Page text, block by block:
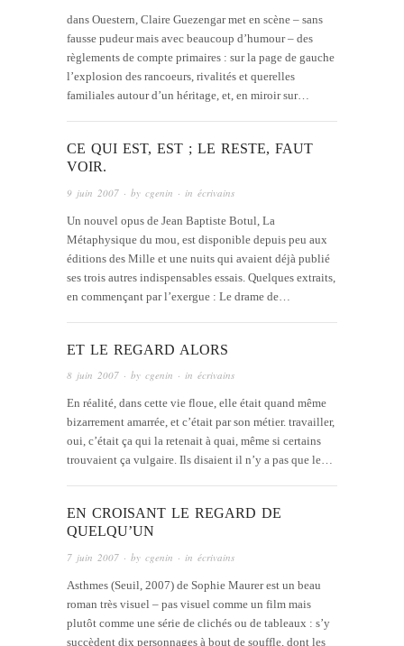
dans Ouestern, Claire Guezengar met en scène – sans
fausse pudeur mais avec beaucoup d’humour – des
règlements de compte primaires : sur la page de gauche
l’explosion des rancoeurs, rivalités et querelles
familiales autour d’un héritage, et, en miroir sur…
CE QUI EST, EST ; LE RESTE, FAUT
VOIR.
9 juin 2007 · by cgenin · in écrivains
Un nouvel opus de Jean Baptiste Botul, La
Métaphysique du mou, est disponible depuis peu aux
éditions des Mille et une nuits qui avaient déjà publié
ses trois autres indispensables essais. Quelques extraits,
en commençant par l’exergue : Le drame de…
ET LE REGARD ALORS
8 juin 2007 · by cgenin · in écrivains
En réalité, dans cette vie floue, elle était quand même
bizarrement amarrée, et c’était par son métier. travailler,
oui, c’était ça qui la retenait à quai, même si certains
trouvaient ça vulgaire. Ils disaient il n’y a pas que le…
EN CROISANT LE REGARD DE
QUELQU’UN
7 juin 2007 · by cgenin · in écrivains
Asthmes (Seuil, 2007) de Sophie Maurer est un beau
roman très visuel – pas visuel comme un film mais
plutôt comme une série de clichés ou de tableaux : s’y
succèdent dix personnages à bout de souffle, dont les